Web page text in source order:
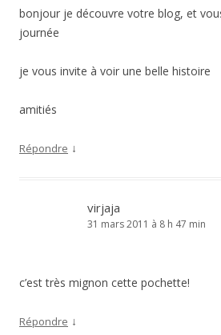
bonjour je découvre votre blog, et
journée
je vous invite à voir une belle histoire
amitiés
Répondre ↓
virjaja
31 mars 2011 à 8 h 47 min
c’est très mignon cette pochette!
Répondre ↓